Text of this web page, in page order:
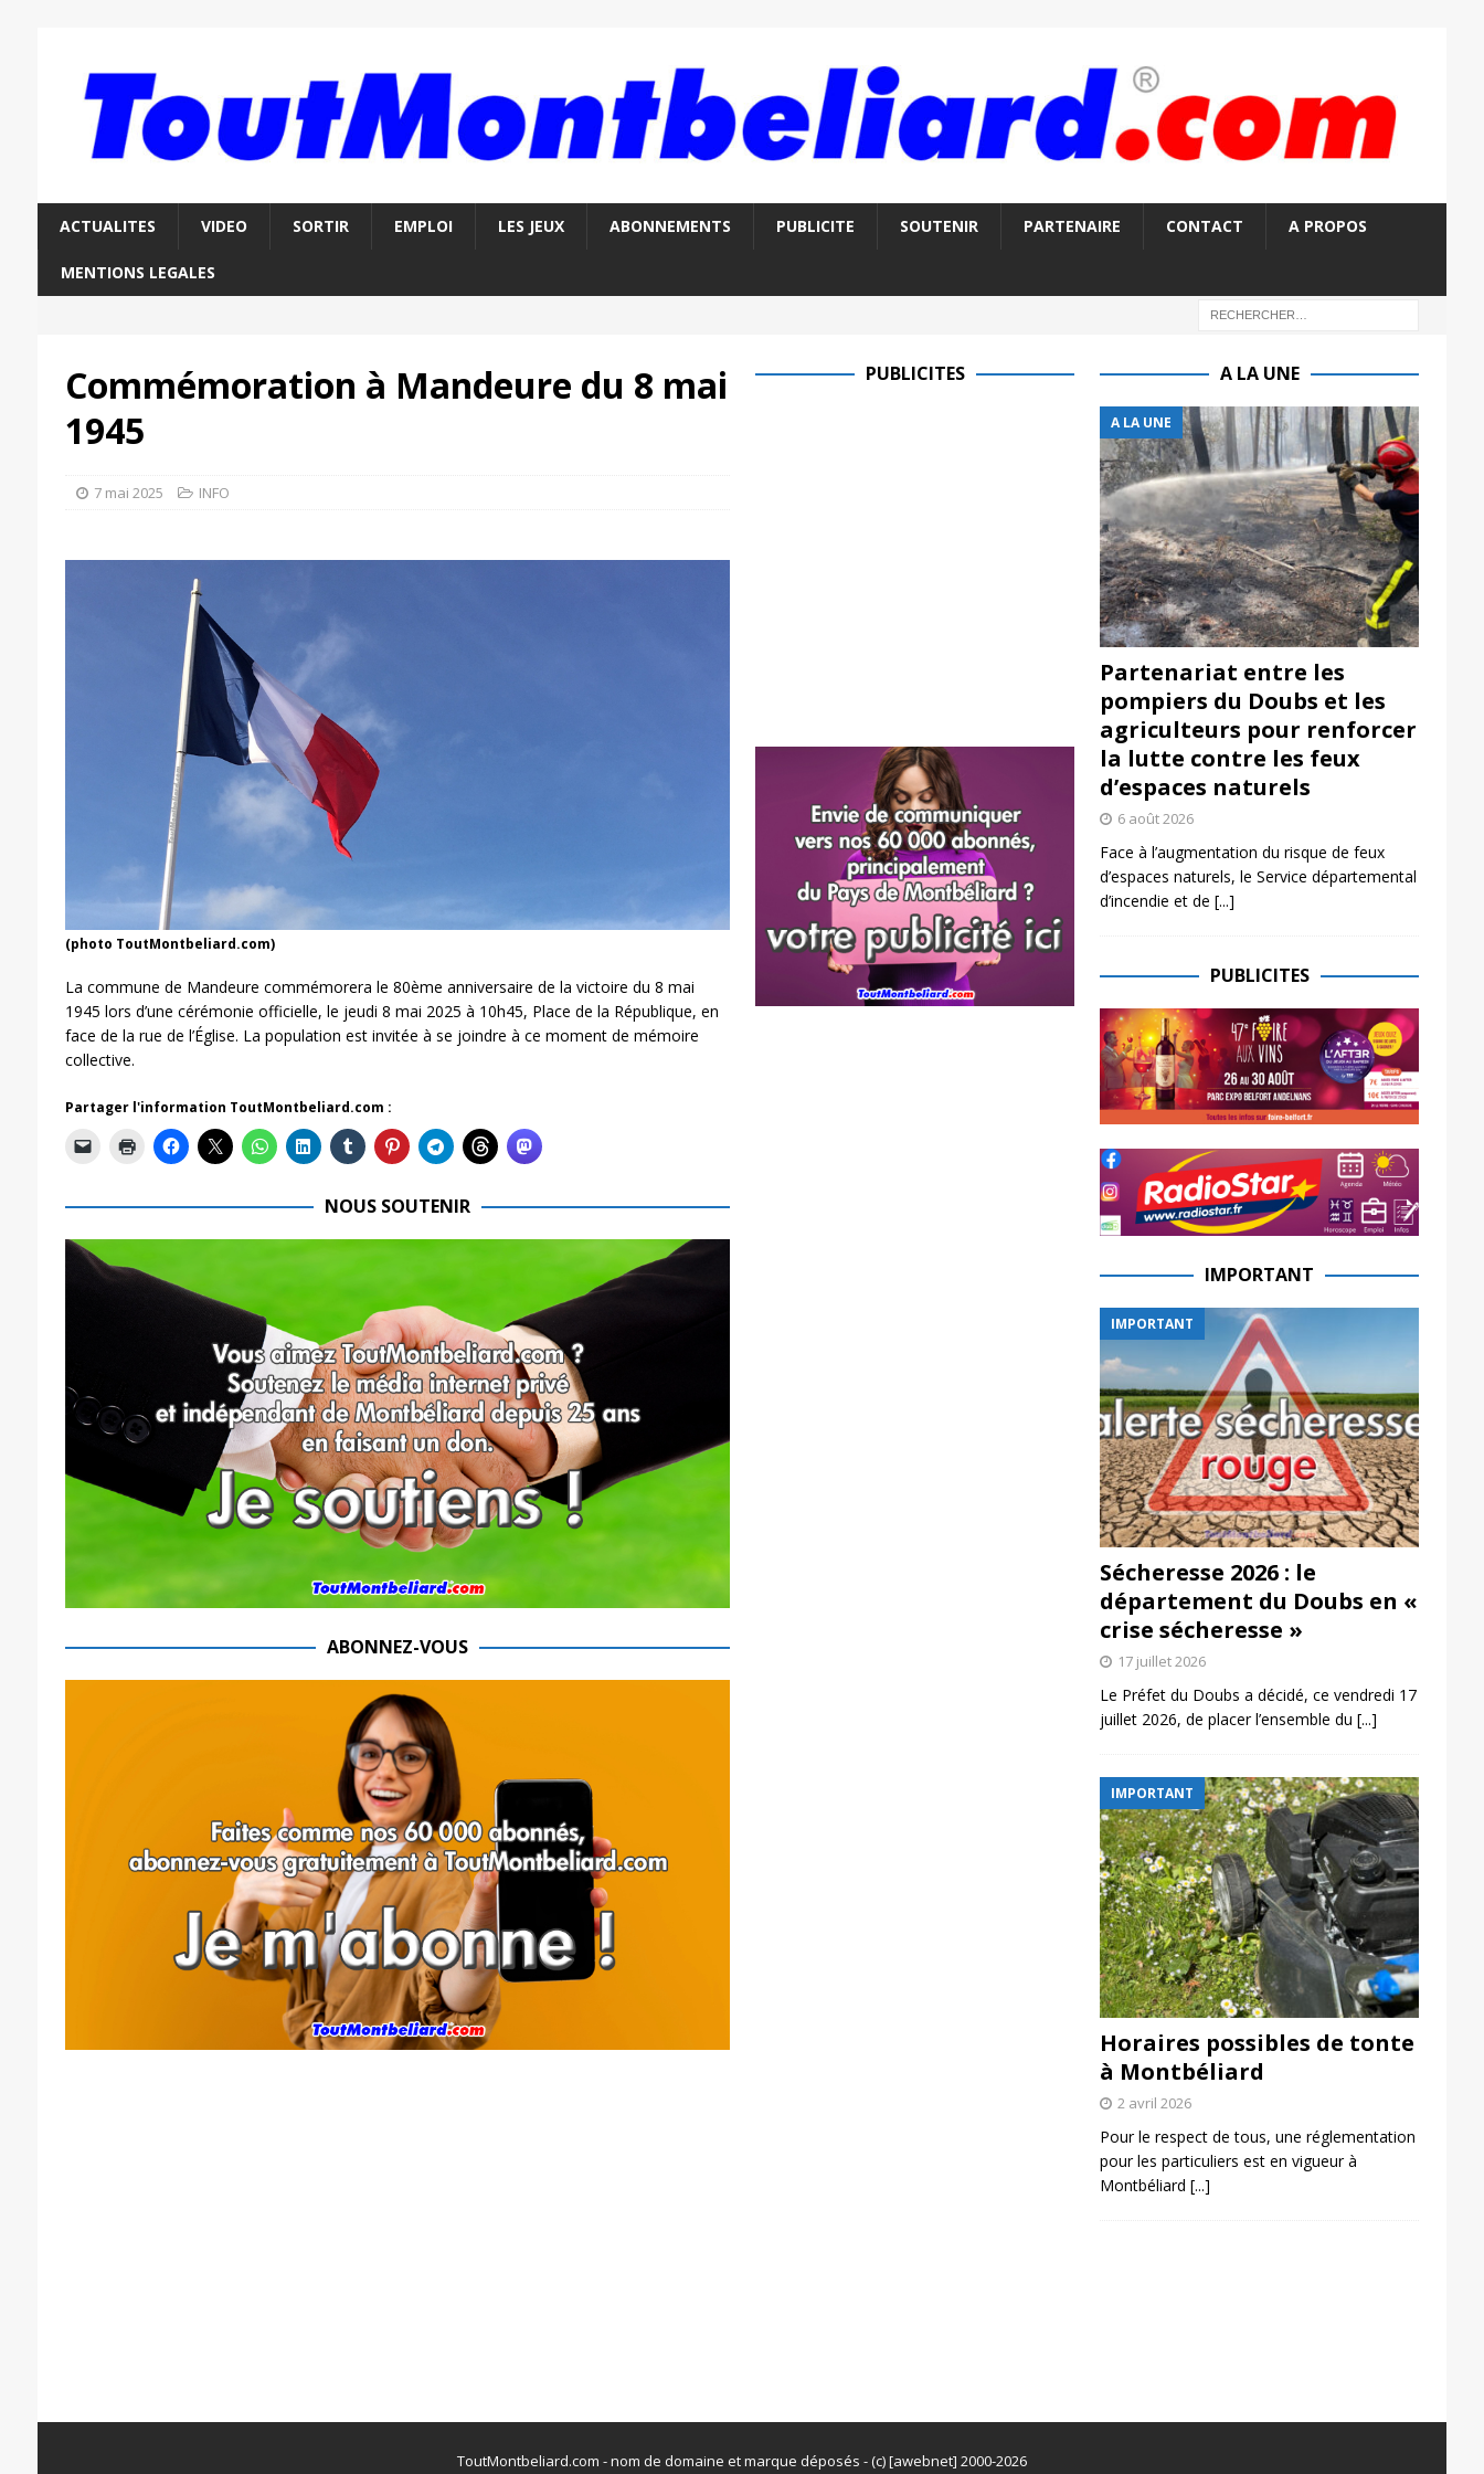
ACTUALITES VIDEO SORTIR EMPLOI LES JEUX ABONNEMENTS PUBLICITE SOUTENIR PARTENAIRE CONTACT A PROPOS
MENTIONS LEGALES
Commémoration à Mandeure du 8 mai
1945
7 mai 2025 INFO
(photo ToutMontbeliard.com)
La commune de Mandeure commémorera le 80ème anniversaire de la victoire du 8 mai
1945 lors d’une cérémonie officielle, le jeudi 8 mai 2025 à 10h45, Place de la République, en
face de la rue de l’Église. La population est invitée à se joindre à ce moment de mémoire
collective.
Partager l'information ToutMontbeliard.com :
NOUS SOUTENIR
ABONNEZ-VOUS
PUBLICITES A LA UNE
A LA UNE
Partenariat entre les
pompiers du Doubs et les
agriculteurs pour renforcer
la lutte contre les feux
d’espaces naturels
6 août 2026
Face à l’augmentation du risque de feux
d’espaces naturels, le Service départemental
d’incendie et de [...]
PUBLICITES
IMPORTANT
IMPORTANT
Sécheresse 2026 : le
département du Doubs en «
crise sécheresse »
17 juillet 2026
Le Préfet du Doubs a décidé, ce vendredi 17
juillet 2026, de placer l’ensemble du [...]
IMPORTANT
Horaires possibles de tonte
à Montbéliard
2 avril 2026
Pour le respect de tous, une réglementation
pour les particuliers est en vigueur à
Montbéliard [...]
ToutMontbeliard.com - nom de domaine et marque déposés - (c) [awebnet] 2000-2026